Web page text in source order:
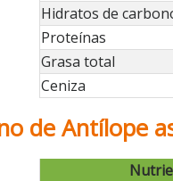
Hidratos de
Proteínas
Grasa total
Ceniza
de Antílope